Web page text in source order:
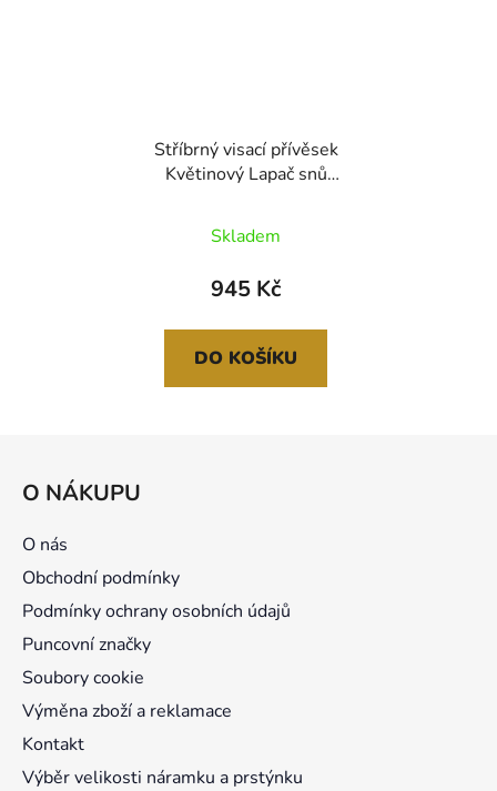
Stříbrný visací přívěsek
Květinový Lapač snů
Skladem
945 Kč
DO KOŠÍKU
O NÁKUPU
O nás
Obchodní podmínky
Podmínky ochrany osobních údajů
Puncovní značky
Soubory cookie
Výměna zboží a reklamace
Kontakt
Výběr velikosti náramku a prstýnku